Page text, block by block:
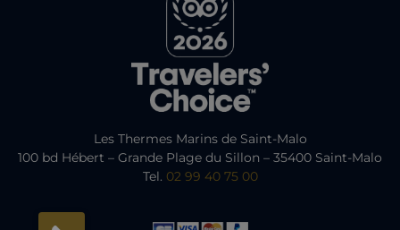
Les Thermes Marins de Saint-Malo
100 bd Hébert – Grande Plage du Sillon – 35400 Saint-Malo
Tel. 02 99 40 75 00